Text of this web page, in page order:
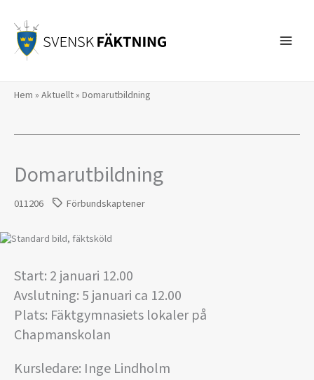
innehåll
Hem » Aktuellt» Domarutbildning
Domarutbildning
011206 Förbundskaptener
Start: 2 januari 12.00
Avslutning: 5 januari ca 12.00
Plats: Fäktgymnasiets lokaler på
Chapmanskolan
Kursledare: Inge Lindholm